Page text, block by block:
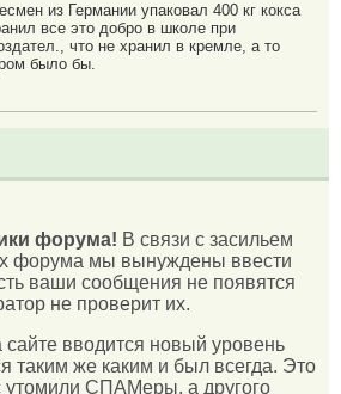
из Германии упаковал 400 кг кокса
все это добро в школе при
что не хранил в кремле, а то
было бы.
форума! В связи с засильем
форума мы вынуждены ввести
ваши сообщения не появятся
не проверит их.
сайте вводится новый уровень
таким же каким и был всегда. Это
утомили СПАМеры, а другого